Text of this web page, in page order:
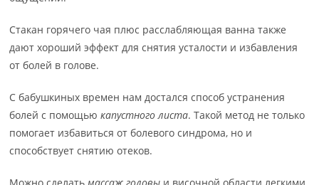
Стакан горячего чая плюс расслабляющая ванна также
дают хороший эффект для снятия усталости и избавления
от болей в голове.
С бабушкиных времен нам достался способ устранения
болей с помощьюкапустного листа. Такой метод не только
помогает избавиться от болевого синдрома, но и
способствует снятию отеков.